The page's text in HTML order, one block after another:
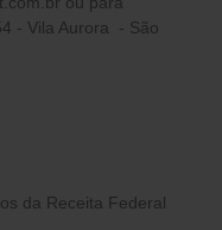
- Vila Aurora - São
da Receita Federal